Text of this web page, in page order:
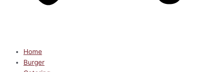
Home
Burger